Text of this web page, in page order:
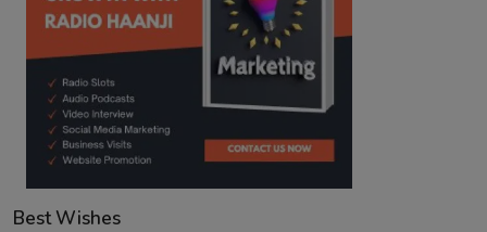
Best Wishes